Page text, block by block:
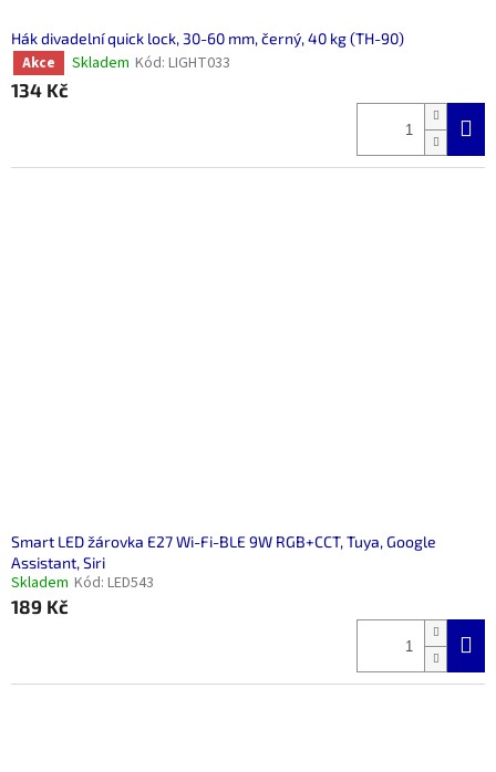
Hák divadelní quick lock, 30-60 mm, černý, 40 kg (TH-90)
Akce Skladem Kód: LIGHT033
134 Kč
Smart LED žárovka E27 Wi-Fi-BLE 9W RGB+CCT, Tuya, Google
Assistant, Siri
Skladem Kód: LED543
189 Kč